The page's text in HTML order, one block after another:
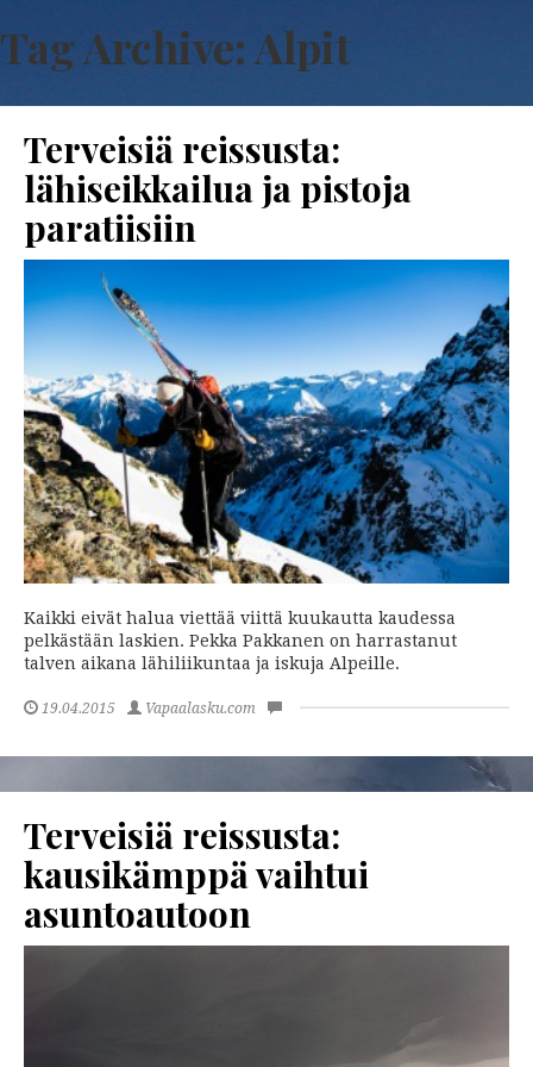
Tag Archive: Alpit
Terveisiä reissusta:
lähiseikkailua ja pistoja
paratiisiin
Kaikki eivät halua viettää viittä kuukautta kaudessa
pelkästään laskien. Pekka Pakkanen on harrastanut
talven aikana lähiliikuntaa ja iskuja Alpeille.
19.04.2015 Vapaalasku.com
Terveisiä reissusta:
kausikämppä vaihtui
asuntoautoon